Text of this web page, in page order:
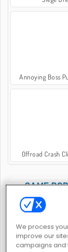
Annoying Boss
Offroad Crash
GAME
We process
improve our
campaigns